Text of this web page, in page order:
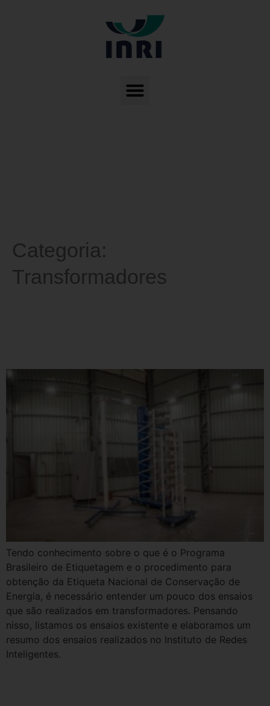
Categoria:
Transformadores
Tendo conhecimento sobre o que é o Programa
Brasileiro de Etiquetagem e o procedimento para
obtenção da Etiqueta Nacional de Conservação de
Energia, é necessário entender um pouco dos ensaios
que são realizados em transformadores. Pensando
nisso, listamos os ensaios existente e elaboramos um
resumo dos ensaios realizados no Instituto de Redes
Inteligentes.